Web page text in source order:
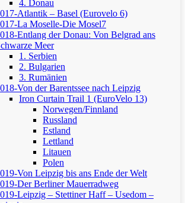
4. Donau
Atlantik – Basel (Eurovelo 6)
La Moselle-Die Mosel7
Entlang der Donau: Von Belgrad ans
Meer
1. Serbien
2. Bulgarien
3. Rumänien
Von der Barentssee nach Leipzig
Iron Curtain Trail 1 (EuroVelo 13)
Norwegen/Finnland
Russland
Estland
Lettland
Litauen
Polen
Von Leipzig bis ans Ende der Welt
Der Berliner Mauerradweg
Leipzig – Stettiner Haff – Usedom –